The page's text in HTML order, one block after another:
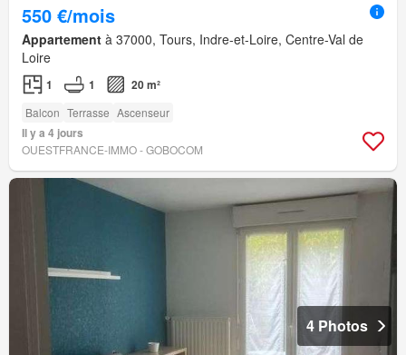
550 €/mois
Appartement à 37000, Tours, Indre-et-Loire, Centre-Val de
Loire
1 1 20 m²
Balcon Terrasse Ascenseur
Il y a 4 jours
OUESTFRANCE-IMMO - GOBOCOM
4 Photos